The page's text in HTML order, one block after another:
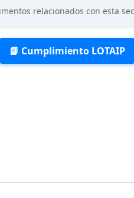
relacionados con esta
📘 Cumplimiento LOTAIP